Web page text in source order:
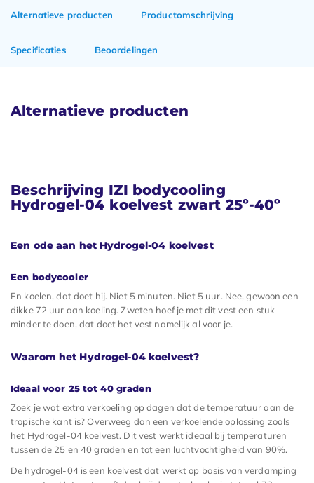
Alternatieve producten Productomschrijving
Specificaties Beoordelingen
Alternatieve producten
Beschrijving IZI bodycooling
Hydrogel-04 koelvest zwart 25º-40º
Een ode aan het Hydrogel-04 koelvest
Een bodycooler
En koelen, dat doet hij. Niet 5 minuten. Niet 5 uur. Nee, gewoon een
dikke 72 uur aan koeling. Zweten hoef je met dit vest een stuk
minder te doen, dat doet het vest namelijk al voor je.
Waarom het Hydrogel-04 koelvest?
Ideaal voor 25 tot 40 graden
Zoek je wat extra verkoeling op dagen dat de temperatuur aan de
tropische kant is? Overweeg dan een verkoelende oplossing zoals
het Hydrogel-04 koelvest. Dit vest werkt ideaal bij temperaturen
tussen de 25 en 40 graden en tot een luchtvochtigheid van 90%.
De hydrogel-04 is een koelvest dat werkt op basis van verdamping